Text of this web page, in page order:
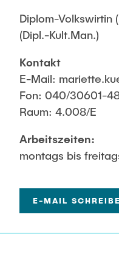
Diplom-Volkswirtin
(Dipl.-Kult.Man.)
Kontakt
E-Mail:
Fon: 040/30601-
Raum: 4.008/E
Arbeitszeiten:
montags bis
E-MAIL